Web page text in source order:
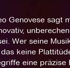
Genovese sagt
Wer seine
keine
eine präzise